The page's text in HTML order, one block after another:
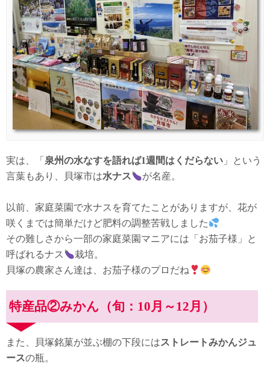
実は、「 泉州の水なすを語れば1週間はくだらない 」という
言葉もあり、貝塚市は水ナス が名産。
以前、家庭菜園で水ナスを育てたことがありますが、花が
咲くまでは簡単だけど肥料の調整苦戦しました
その難しさから一部の家庭菜園マニアには「お茄子様」と
呼ばれるナス
栽培。
貝塚の農家さん達は、お茄子様のプロだね
特産品②みかん（旬：10月～12月）
また、貝塚銘菓が並ぶ棚の下段にはストレートみかんジュ
ースの瓶。